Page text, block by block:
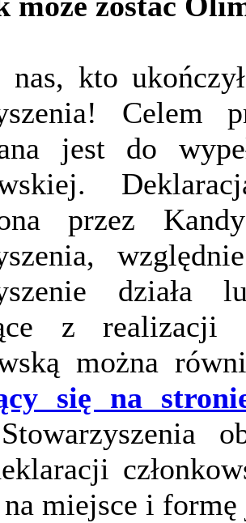
kto
Celem
jest do
przez
działa
z realizacji
można
się na
miejsce i